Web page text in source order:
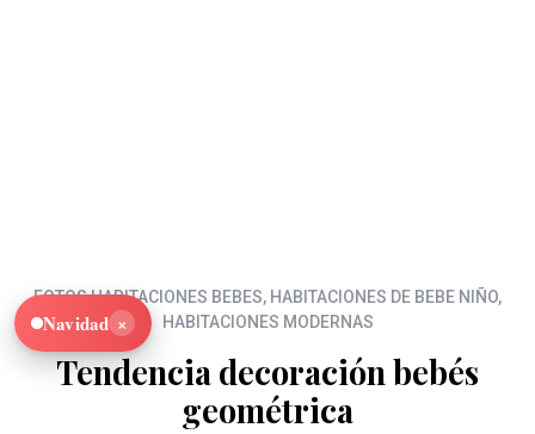
FOTOS HABITACIONES BEBES, HABITACIONES DE BEBE NIÑO,
HABITACIONES MODERNAS
Tendencia decoración bebés
geométrica
Navidad ×